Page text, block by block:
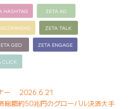
HASHTAG ZETA AD
ZETA TALK
GEO ZETA ENGAGE
CLICK
ー 2026.6.21
総額約50兆円のグローバル決済大手